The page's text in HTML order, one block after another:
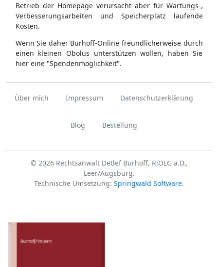
Betrieb der Homepage verursacht aber für Wartungs-,
Verbesserungsarbeiten und Speicherplatz laufende
Kosten.
Wenn Sie daher Burhoff-Online freundlicherweise durch
einen kleinen Obolus unterstützen wollen, haben Sie
hier eine "Spendenmöglichkeit".
Über mich Impressum Datenschutzerklärung
Blog Bestellung
© 2026 Rechtsanwalt Detlef Burhoff, RiOLG a.D.,
Leer/Augsburg.
Technische Umsetzung: Springwald Software.